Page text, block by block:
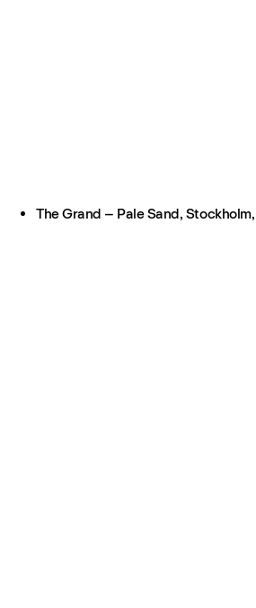
The Grand – Pale Sand,